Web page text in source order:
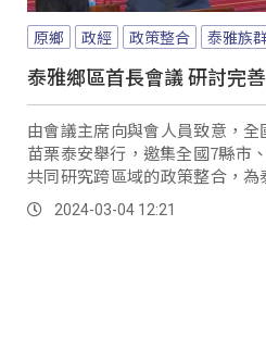
原鄉 政經 政策整合 泰雅族
泰雅鄉區首長會議 研討完
由會議主席向與會人員致意，
苗栗泰安舉行，邀集全國7縣市
共同研究跨區域的政策整合，為
更完善的策略。
2024-03-04 12:21